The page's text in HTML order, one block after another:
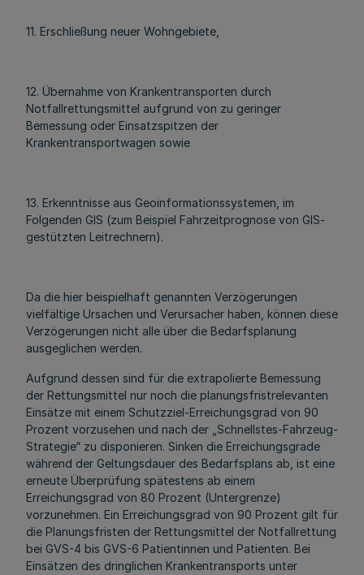
11. Erschließung neuer Wohngebiete,
12. Übernahme von Krankentransporten durch
Notfallrettungsmittel aufgrund von zu geringer
Bemessung oder Einsatzspitzen der
Krankentransportwagen sowie
13. Erkenntnisse aus Geoinformationssystemen, im
Folgenden GIS (zum Beispiel Fahrzeitprognose von GIS-
gestützten Leitrechnern).
Da die hier beispielhaft genannten Verzögerungen
vielfältige Ursachen und Verursacher haben, können diese
Verzögerungen nicht alle über die Bedarfsplanung
ausgeglichen werden.
Aufgrund dessen sind für die extrapolierte Bemessung
der Rettungsmittel nur noch die planungsfristrelevanten
Einsätze mit einem Schutzziel-Erreichungsgrad von 90
Prozent vorzusehen und nach der „Schnellstes-Fahrzeug-
Strategie“ zu disponieren. Sinken die Erreichungsgrade
während der Geltungsdauer des Bedarfsplans ab, ist eine
erneute Überprüfung spätestens ab einem
Erreichungsgrad von 80 Prozent (Untergrenze)
vorzunehmen. Ein Erreichungsgrad von 90 Prozent gilt für
die Planungsfristen der Rettungsmittel der Notfallrettung
bei GVS-4 bis GVS-6 Patientinnen und Patienten. Bei
Einsätzen des dringlichen Krankentransports unter